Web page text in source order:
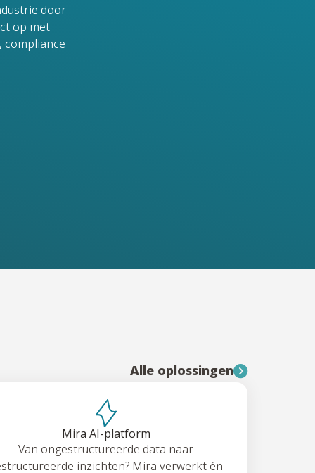
door
op met
compliance
Alle oplossingen
Mira AI-platform
Van ongestructureerde data naar
inzichten? Mira verwerkt én